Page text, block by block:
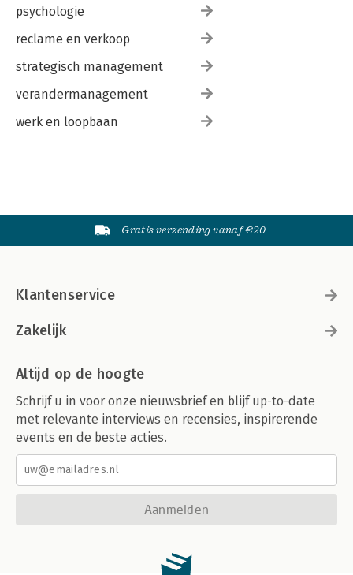
psychologie
reclame en verkoop
strategisch management
verandermanagement
werk en loopbaan
Gratis verzending vanaf €20
Klantenservice
Zakelijk
Altijd op de hoogte
Schrijf u in voor onze nieuwsbrief en blijf up-to-date
met relevante interviews en recensies, inspirerende
events en de beste acties.
Aanmelden